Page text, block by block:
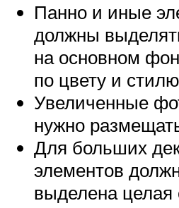
Панно и иные
должны
на основном
по цвету и
Увеличенные
нужно
Для больших
элементов
выделена целая